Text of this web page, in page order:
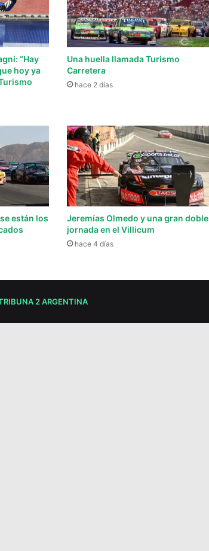
“Hay
hoy ya
Una huella llamada Turismo
Carretera
hace 2 días
están los
Jeremías Olmedo y una gran doble
jornada en el Villicum
hace 4 días
2 ARGENTINA